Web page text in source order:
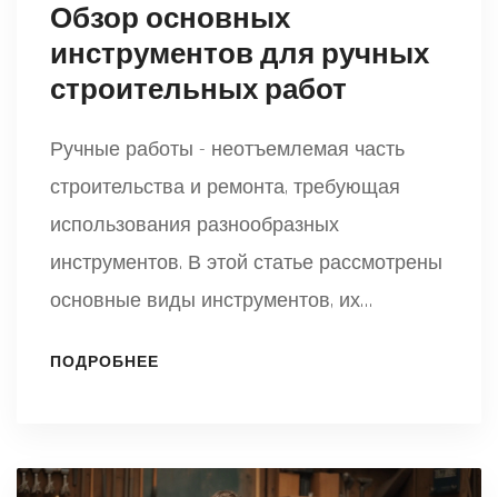
Обзор основных
инструментов для ручных
строительных работ
Ручные работы - неотъемлемая часть
строительства и ремонта, требующая
использования разнообразных
инструментов. В этой статье рассмотрены
основные виды инструментов, их
поделимся полезными советами по
ответственный момент. Узнаем о
ПОДРОБНЕЕ